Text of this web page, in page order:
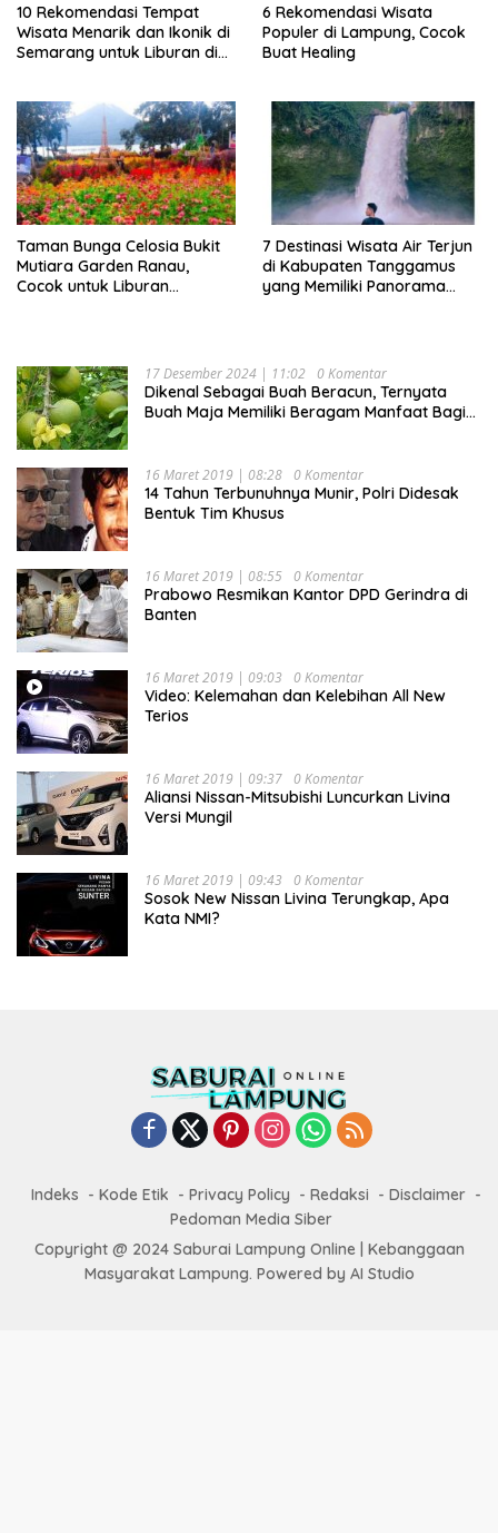
10 Rekomendasi Tempat
Wisata Menarik dan Ikonik di
Semarang untuk Liburan di
6 Rekomendasi Wisata
Populer di Lampung, Cocok
Buat Healing
Taman Bunga Celosia Bukit
Mutiara Garden Ranau,
Cocok untuk Liburan
7 Destinasi Wisata Air Terjun
di Kabupaten Tanggamus
yang Memiliki Panorama
17 Desember 2024 | 11:02 0 Komentar
Dikenal Sebagai Buah Beracun, Ternyata
Buah Maja Memiliki Beragam Manfaat Bagi
16 Maret 2019 | 08:28 0 Komentar
14 Tahun Terbunuhnya Munir, Polri Didesak
Bentuk Tim Khusus
16 Maret 2019 | 08:55 0 Komentar
Prabowo Resmikan Kantor DPD Gerindra di
Banten
16 Maret 2019 | 09:03 0 Komentar
Video: Kelemahan dan Kelebihan All New
Terios
16 Maret 2019 | 09:37 0 Komentar
Aliansi Nissan-Mitsubishi Luncurkan Livina
Versi Mungil
16 Maret 2019 | 09:43 0 Komentar
Sosok New Nissan Livina Terungkap, Apa
Kata NMI?
Indeks Kode Etik Privacy Policy Redaksi
Disclaimer
Pedoman Media Siber
Copyright @ 2024 Saburai Lampung Online | Kebanggaan
Masyarakat Lampung. Powered by AI Studio